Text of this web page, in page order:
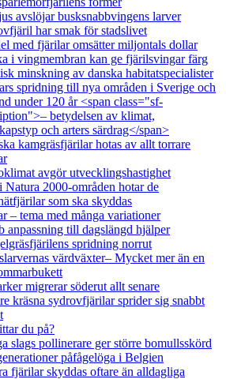
avslöjar busksnabbvingens larver
har smak för stadslivet
med fjärilar omsätter miljontals dollar
i vingmembran kan ge fjärilsvingar färg
minskning av danska habitatspecialister
spridning till nya områden i Sverige och
under 120 år <span class="sf-
betydelsen av klimat,
och arters särdrag</span>
kamgräsfjärilar hotas av allt torrare
avgör utvecklingshastighet
Natura 2000-områden hotar de
som ska skyddas
– tema med många variationer
anpassning till dagslängd hjälper
spridning norrut
värdväxter– Mycket mer än en
migrerar söderut allt senare
kräsna sydrovfjärilar sprider sig snabbt
du på?
slags pollinerare ger större bomullsskörd
påfågelöga i Belgien
fjärilar skyddas oftare än alldagliga